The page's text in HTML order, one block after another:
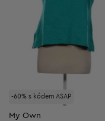
-60% s kódem ASAP
My Own